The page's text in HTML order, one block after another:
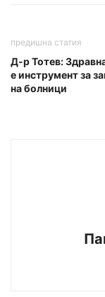
предишна статия
Д-р Тотев:
е инструмент за
на болници